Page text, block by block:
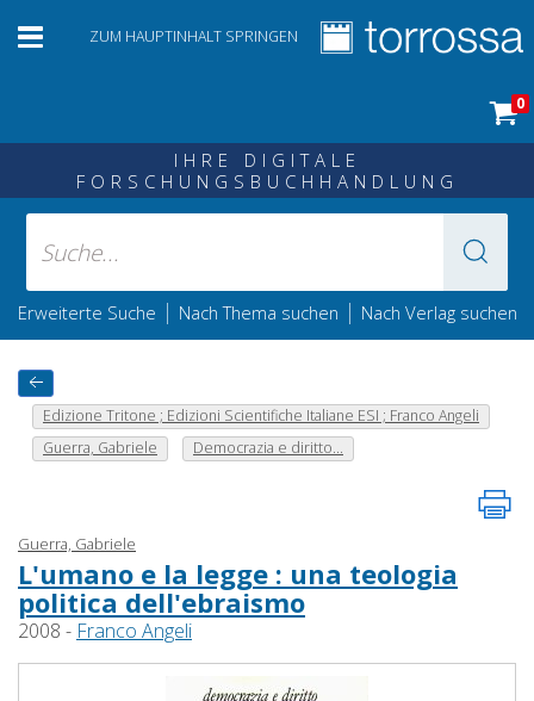
ZUM HAUPTINHALT SPRINGEN
0
IHRE DIGITALE
FORSCHUNGSBUCHHANDLUNG
Erweiterte Suche | Nach Thema suchen | Nach Verlag suchen
Edizione Tritone ; Edizioni Scientifiche Italiane ESI ; Franco Angeli
Guerra, Gabriele
Democrazia e diritto...
Guerra, Gabriele
L'umano e la legge : una teologia
politica dell'ebraismo
2008 - Franco Angeli